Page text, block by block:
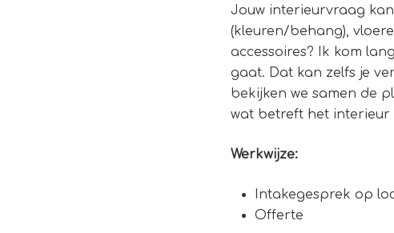
Jouw interieurvraag
(kleuren/behang),
accessoires? Ik kom
gaat. Dat kan zelfs je
bekijken we samen de
wat betreft het interieur
Werkwijze:
Intakegesprek op
Offerte